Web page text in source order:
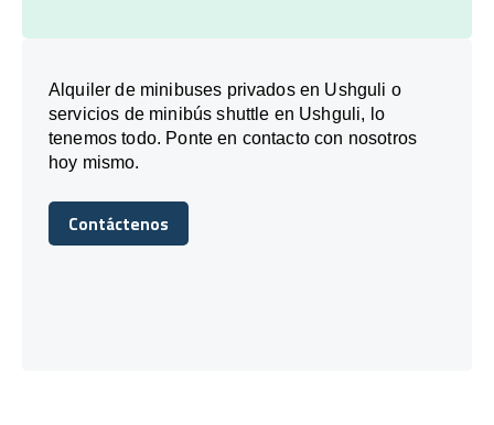
Alquiler de minibuses privados en Ushguli o
servicios de minibús shuttle en Ushguli, lo
tenemos todo. Ponte en contacto con nosotros
hoy mismo.
Contáctenos
Contáctenos